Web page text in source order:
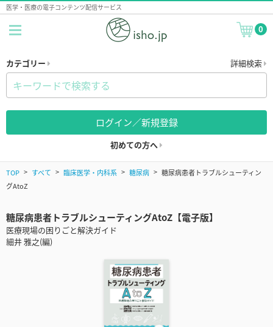
医学・医療の電子コンテンツ配信サービス
0
カテゴリー 詳細検索
ログイン／新規登録
初めての方へ
TOP すべて 臨床医学・内科系 糖尿病
糖尿病患者トラブルシューティン
グAtoZ
糖尿病患者トラブルシューティングAtoZ【電子版】
医療現場の困りごと解決ガイド
細井 雅之(編)